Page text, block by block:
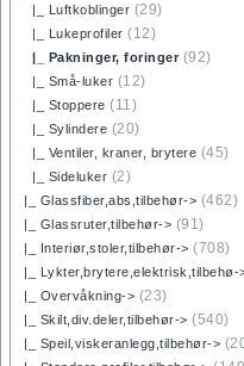
|_ Luftkoblinger (29)
|_ Lukeprofiler (12)
|_ Pakninger, foringer (92)
|_ Små-luker (12)
|_ Stoppere (11)
|_ Sylindere (20)
|_ Ventiler, kraner, brytere (45)
|_ Sideluker (2)
|_ Glassfiber,abs,tilbehør-> (462)
|_ Glassruter,tilbehør-> (91)
|_ Interiør,stoler,tilbehør-> (708)
|_ Lykter,brytere,elektrisk,tilbehø-
|_ Overvåkning-> (23)
|_ Skilt,div.deler,tilbehør-> (540)
|_ Speil,viskeranlegg,tilbehør->